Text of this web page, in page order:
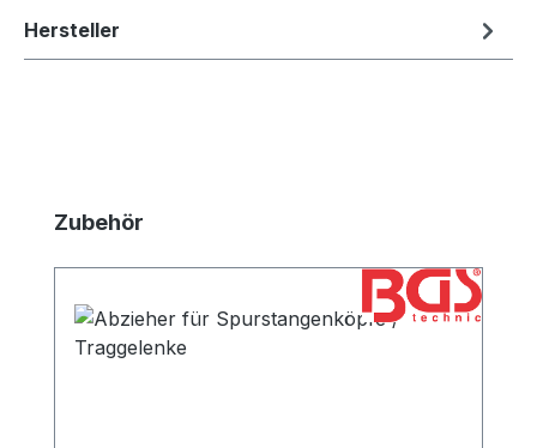
Hersteller
Produktgalerie überspringen
Zubehör